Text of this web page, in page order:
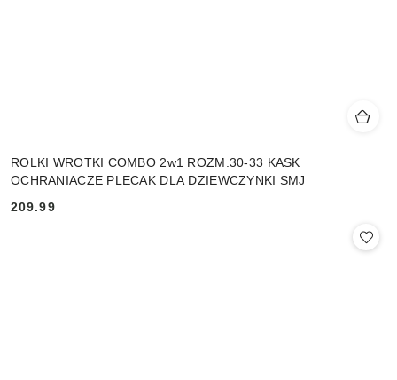
ROLKI WROTKI COMBO 2w1 ROZM.30-33 KASK
OCHRANIACZE PLECAK DLA DZIEWCZYNKI SMJ
Cena:
209.99